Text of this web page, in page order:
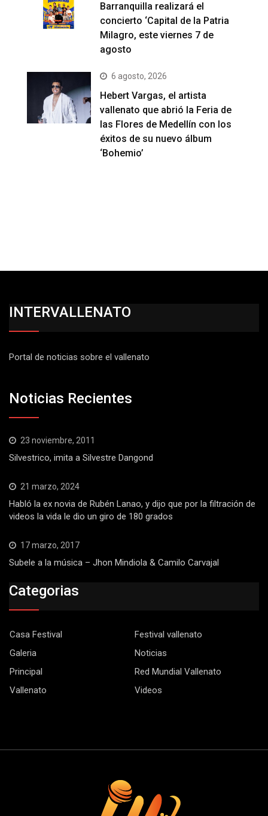
Barranquilla realizará el
concierto ‘Capital de la Patria
Milagro, este viernes 7 de
agosto
6 agosto, 2026
Hebert Vargas, el artista
vallenato que abrió la Feria de
las Flores de Medellín con los
éxitos de su nuevo álbum
‘Bohemio’
INTERVALLENATO
Portal de noticias sobre el vallenato
Noticias Recientes
23 noviembre, 2011
Silvestrico, imita a Silvestre Dangond
21 marzo, 2024
Habló la ex novia de Rubén Lanao, y dijo que por la filtración de
videos la vida le dio un giro de 180 grados
17 marzo, 2017
Subele a la música – Jhon Mindiola & Camilo Carvajal
Categorias
Casa Festival
Festival vallenato
Galeria
Noticias
Principal
Red Mundial Vallenato
Vallenato
Videos